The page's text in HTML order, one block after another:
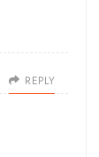
REPLY